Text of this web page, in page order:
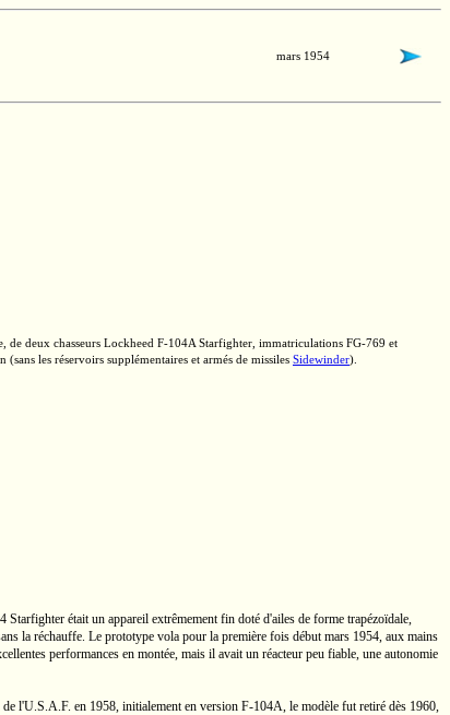
mars 1954
de deux chasseurs Lockheed F-104A Starfighter, immatriculations FG-769 et
les réservoirs supplémentaires et armés de missiles Sidewinder).
Starfighter était un appareil extrêmement fin doté d'ailes de forme trapézoïdale,
la réchauffe. Le prototype vola pour la première fois début mars 1954, aux mains
performances en montée, mais il avait un réacteur peu fiable, une autonomie
de l'U.S.A.F. en 1958, initialement en version F-104A, le modèle fut retiré dès 1960,